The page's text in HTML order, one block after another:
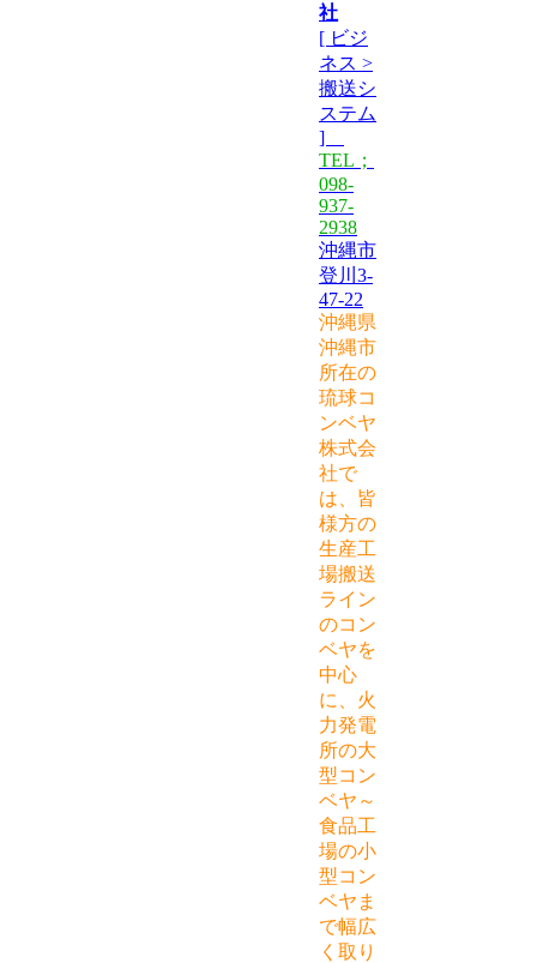
社
[ ビジ
ネス >
搬送シ
ステム
]
TEL；
098-
937-
2938
沖縄市
登川3-
47-22
沖縄県
沖縄市
所在の
琉球コ
ンベヤ
株式会
社で
は、皆
様方の
生産工
場搬送
ライン
のコン
ベヤを
中心
に、火
力発電
所の大
型コン
ベヤ～
食品工
場の小
型コン
ベヤま
で幅広
く取り